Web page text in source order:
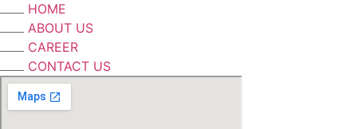
HOME
ABOUT US
CAREER
CONTACT US